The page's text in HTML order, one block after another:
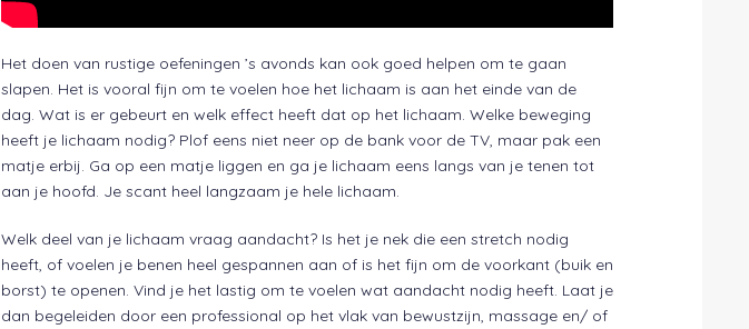
Het doen van rustige oefeningen ’s avonds kan ook goed helpen om te gaan
slapen. Het is vooral fijn om te voelen hoe het lichaam is aan het einde van de
dag. Wat is er gebeurt en welk effect heeft dat op het lichaam. Welke beweging
heeft je lichaam nodig? Plof eens niet neer op de bank voor de TV, maar pak een
matje erbij. Ga op een matje liggen en ga je lichaam eens langs van je tenen tot
aan je hoofd. Je scant heel langzaam je hele lichaam.
Welk deel van je lichaam vraag aandacht? Is het je nek die een stretch nodig
heeft, of voelen je benen heel gespannen aan of is het fijn om de voorkant (buik en
borst) te openen. Vind je het lastig om te voelen wat aandacht nodig heeft. Laat je
dan begeleiden door een professional op het vlak van bewustzijn, massage en/ of